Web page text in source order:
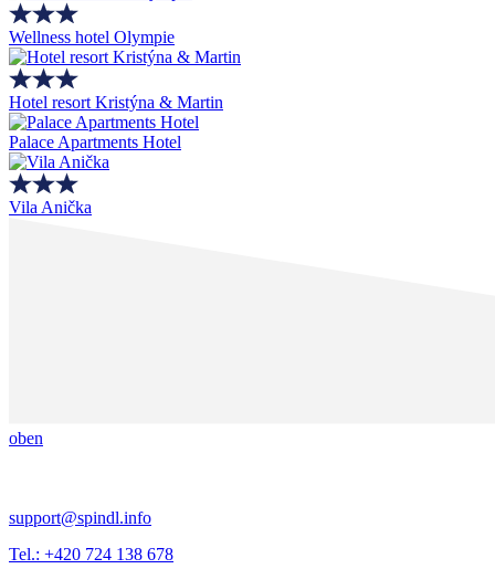
Wellness hotel Olympie
Hotel resort Kristýna & Martin
Palace Apartments Hotel
Vila Anička
oben
support@spindl.info
Tel.: +420 724 138 678